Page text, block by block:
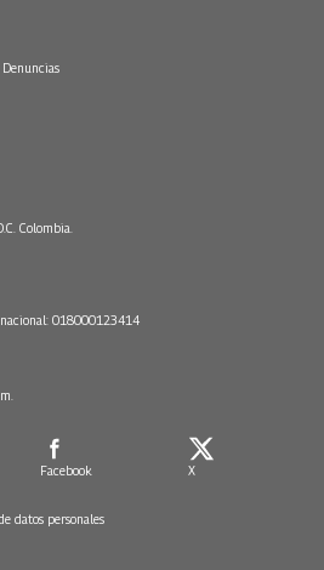
Denuncias
Colombia.
018000123414
Facebook X
datos personales